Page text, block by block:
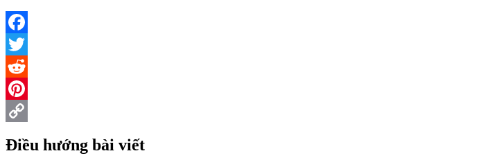
Facebook
Twitter
Reddit
Pinterest
Điều hướng bài viết